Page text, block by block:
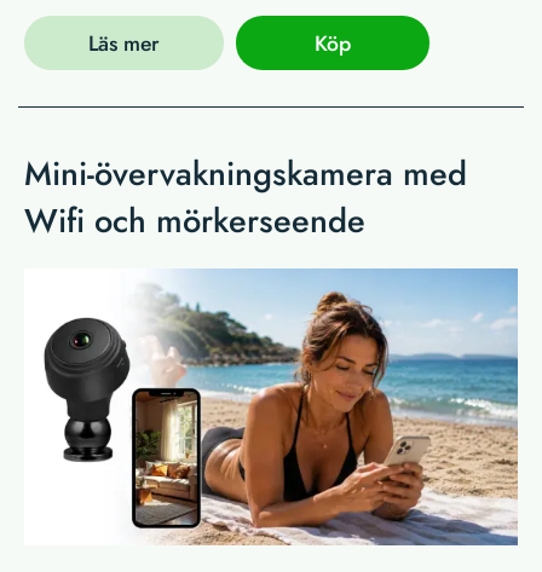
Läs mer Köp
Mini-övervakningskamera med
Wifi och mörkerseende